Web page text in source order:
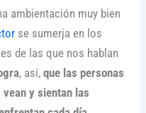
ambientación muy bien
se sumerja en los
de las que nos hablan
, así, que las personas
y sientan las